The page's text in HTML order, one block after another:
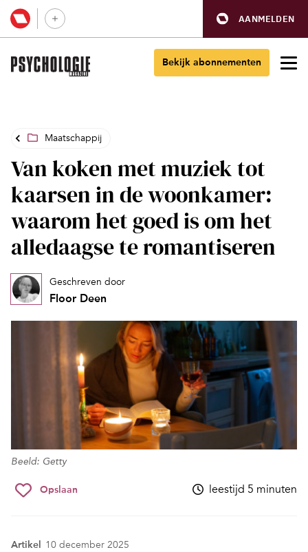
AANMELDEN
Bekijk abonnementen
Maatschappij
Van koken met muziek tot
kaarsen in de woonkamer:
waarom het goed is om het
alledaagse te romantiseren
Geschreven door
Floor Deen
Beeld: Getty
Opslaan leestijd 5 minuten
Artikel 10 december 2025